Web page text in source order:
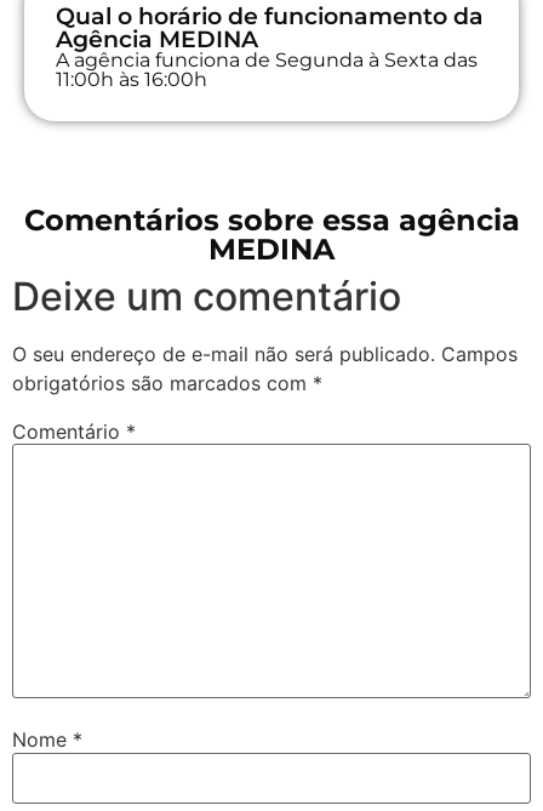
Qual o horário de funcionamento da
Agência MEDINA
A agência funciona de Segunda à Sexta das
11:00h às 16:00h
Comentários sobre essa agência
MEDINA
Deixe um comentário
O seu endereço de e-mail não será publicado. Campos
obrigatórios são marcados com *
Comentário *
Nome *